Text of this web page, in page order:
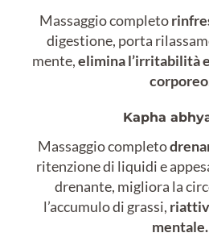
Massaggio completo
digestione, porta
mente,elimina l’irritabilità
corporeo
Kapha
Massaggio completo
ritenzione di liquidi e
drenante, migliora la
l’accumulo di grassi,
mentale.